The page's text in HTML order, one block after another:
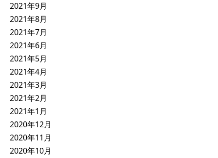
2021年9月
2021年8月
2021年7月
2021年6月
2021年5月
2021年4月
2021年3月
2021年2月
2021年1月
2020年12月
2020年11月
2020年10月